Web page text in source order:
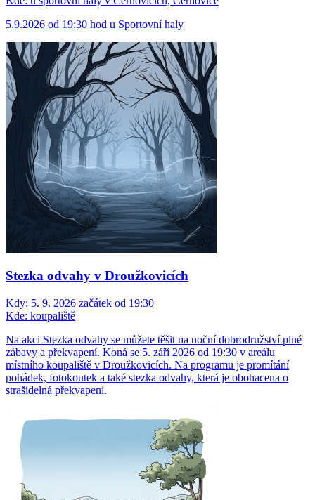
5.9.2026 od 19:30 hod u Sportovní haly
Stezka odvahy v Droužkovicích
Kdy: 5. 9. 2026 začátek od 19:30
Kde: koupaliště
Na akci Stezka odvahy se můžete těšit na noční dobrodružství plné
zábavy a překvapení. Koná se 5. září 2026 od 19:30 v areálu
místního koupaliště v Droužkovicích. Na programu je promítání
pohádek, fotokoutek a také stezka odvahy, která je obohacena o
strašidelná překvapení.